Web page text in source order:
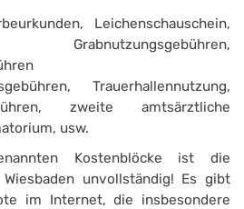
Leichenschauschein,
Grabnutzungsgebühren,
Trauer­hallennutzung,
zweite amtsärztliche
usw.
Kostenblöcke ist die
unvollständig! Es gibt
im Internet, die insbesondere